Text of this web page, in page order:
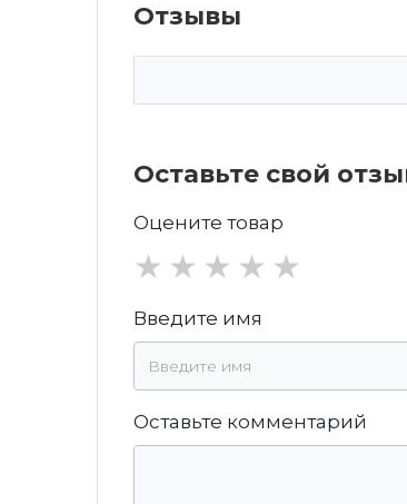
Отзывы
Оставьте свой
Оцените товар
★
★
★
★
★
Введите имя
Оставьте комментарий